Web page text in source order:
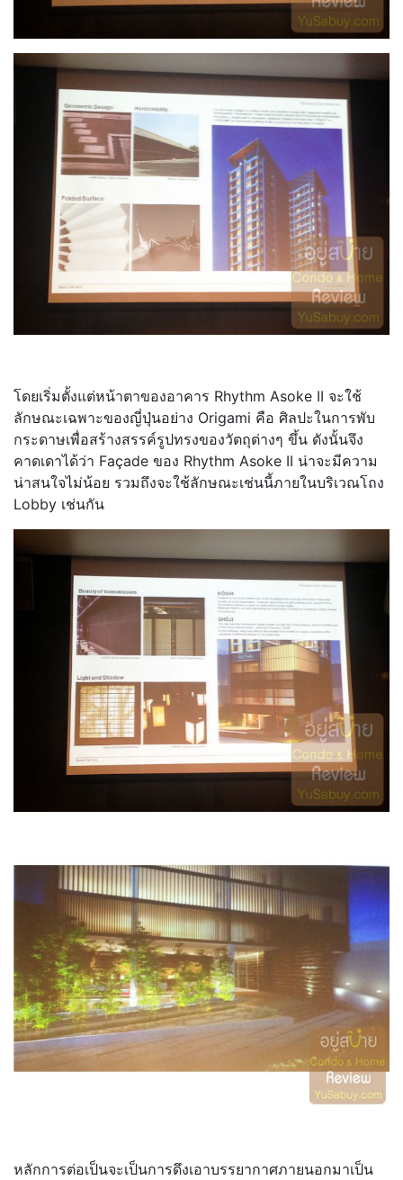
โดยเริ่มตั้งแต่หน้าตาของอาคาร Rhythm Asoke II จะใช้
ลักษณะเฉพาะของญี่ปุ่นอย่าง Origami คือ ศิลปะในการพับ
กระดาษเพื่อสร้างสรรค์รูปทรงของวัตถุต่างๆ ขึ้น ดังนั้นจึง
คาดเดาได้ว่า Façade ของ Rhythm Asoke II น่าจะมีความ
น่าสนใจไม่น้อย รวมถึงจะใช้ลักษณะเช่นนี้ภายในบริเวณโถง
Lobby เช่นกัน
หลักการต่อเป็นจะเป็นการดึงเอาบรรยากาศภายนอกมาเป็น